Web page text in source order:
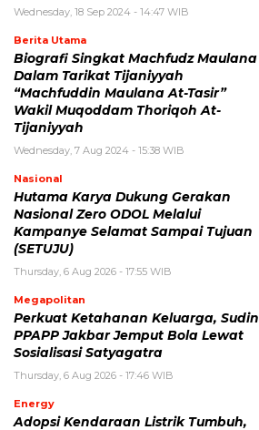
Wednesday, 18 Sep 2024 - 14:47 WIB
Berita Utama
Biografi Singkat Machfudz Maulana
Dalam Tarikat Tijaniyyah
“Machfuddin Maulana At-Tasir”
Wakil Muqoddam Thoriqoh At-
Tijaniyyah
Wednesday, 7 Aug 2024 - 15:38 WIB
Nasional
Hutama Karya Dukung Gerakan
Nasional Zero ODOL Melalui
Kampanye Selamat Sampai Tujuan
(SETUJU)
Thursday, 6 Aug 2026 - 17:55 WIB
Megapolitan
Perkuat Ketahanan Keluarga, Sudin
PPAPP Jakbar Jemput Bola Lewat
Sosialisasi Satyagatra
Thursday, 6 Aug 2026 - 17:46 WIB
Energy
Adopsi Kendaraan Listrik Tumbuh,